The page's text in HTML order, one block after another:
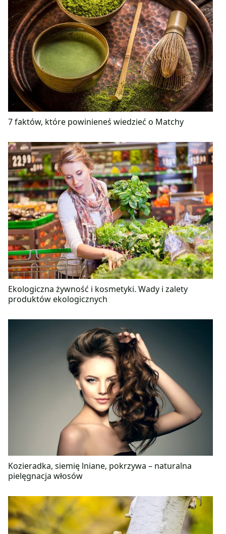
7 faktów, które powinieneś wiedzieć o Matchy
Ekologiczna żywność i kosmetyki. Wady i zalety
produktów ekologicznych
Kozieradka, siemię lniane, pokrzywa – naturalna
pielęgnacja włosów